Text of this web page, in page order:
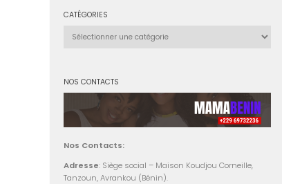
CATÉGORIES
Catégories
NOS CONTACTS
Nos Contacts:
Adresse: Siège social – Maison Koudjou Corneille,
Tanzoun, Avrankou (Bénin).